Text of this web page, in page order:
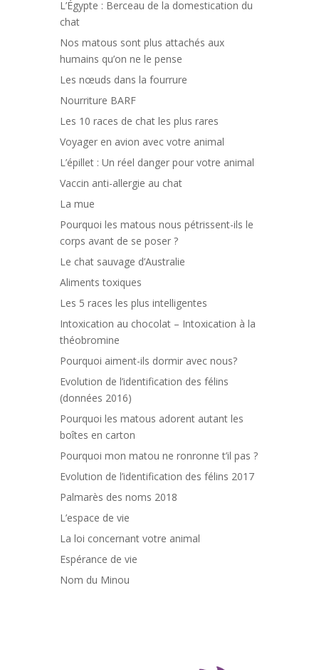
L’Égypte : Berceau de la domestication du
chat
Nos matous sont plus attachés aux
humains qu’on ne le pense
Les nœuds dans la fourrure
Nourriture BARF
Les 10 races de chat les plus rares
Voyager en avion avec votre animal
L’épillet : Un réel danger pour votre animal
Vaccin anti-allergie au chat
La mue
Pourquoi les matous nous pétrissent-ils le
corps avant de se poser ?
Le chat sauvage d’Australie
Aliments toxiques
Les 5 races les plus intelligentes
Intoxication au chocolat – Intoxication à la
théobromine
Pourquoi aiment-ils dormir avec nous?
Evolution de l’identification des félins
(données 2016)
Pourquoi les matous adorent autant les
boîtes en carton
Pourquoi mon matou ne ronronne t’il pas ?
Evolution de l’identification des félins 2017
Palmarès des noms 2018
L’espace de vie
La loi concernant votre animal
Espérance de vie
Nom du Minou